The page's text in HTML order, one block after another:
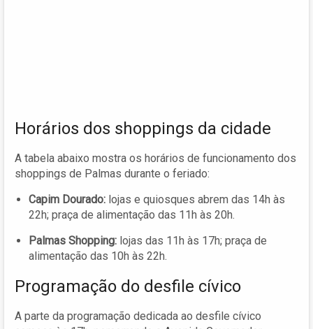
Horários dos shoppings da cidade
A tabela abaixo mostra os horários de funcionamento dos
shoppings de Palmas durante o feriado:
Capim Dourado: lojas e quiosques abrem das 14h às
22h; praça de alimentação das 11h às 20h.
Palmas Shopping: lojas das 11h às 17h; praça de
alimentação das 10h às 22h.
Programação do desfile cívico
A parte da programação dedicada ao desfile cívico